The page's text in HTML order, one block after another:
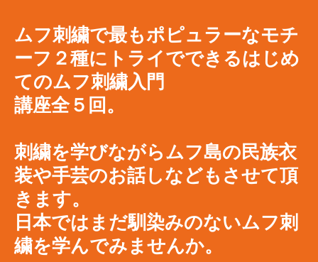
ムフ刺繍で最もポピュラーなモチ
ーフ２種にトライでできるはじめ
てのムフ刺繍入門
講座全５回。
刺繍を学びながらムフ島の民族衣
装や手芸のお話しなどもさせて頂
きます。
​日本ではまだ馴染みのないムフ刺
繍を学んでみませんか。